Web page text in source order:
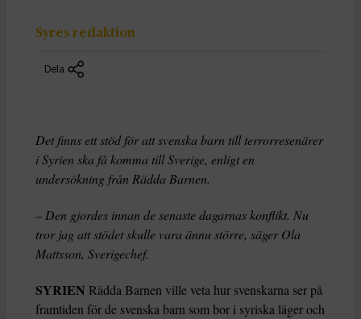
Syres redaktion
Dela
Det finns ett stöd för att svenska barn till terrorresenärer
i Syrien ska få komma till Sverige, enligt en
undersökning från Rädda Barnen.
– Den gjordes innan de senaste dagarnas konflikt. Nu
tror jag att stödet skulle vara ännu större, säger Ola
Mattsson, Sverigechef.
SYRIEN Rädda Barnen ville veta hur svenskarna ser på
framtiden för de svenska barn som bor i syriska läger och